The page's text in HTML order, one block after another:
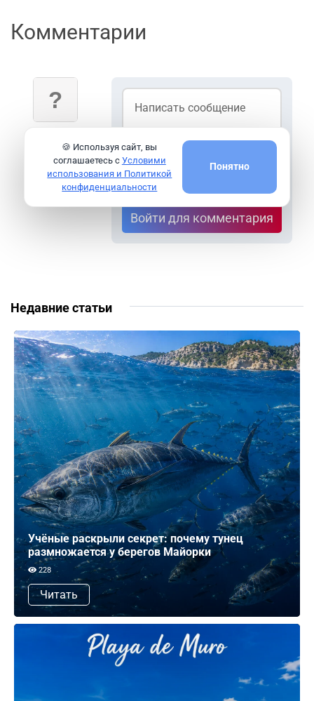
Комментарии
Войти для комментария
Недавние статьи
Учёные раскрыли секрет: почему тунец
размножается у берегов Майорки
228
Читать
🍪 Используя сайт, вы
соглашаетесь с Условими
использования и Политикой
конфиденциальности
Понятно